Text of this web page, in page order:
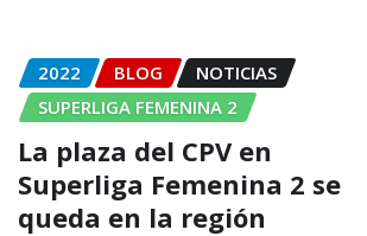
2022 BLOG
NOTICIAS
SUPERLIGA FEMENINA 2
La plaza del CPV en
Superliga Femenina 2 se
queda en la región